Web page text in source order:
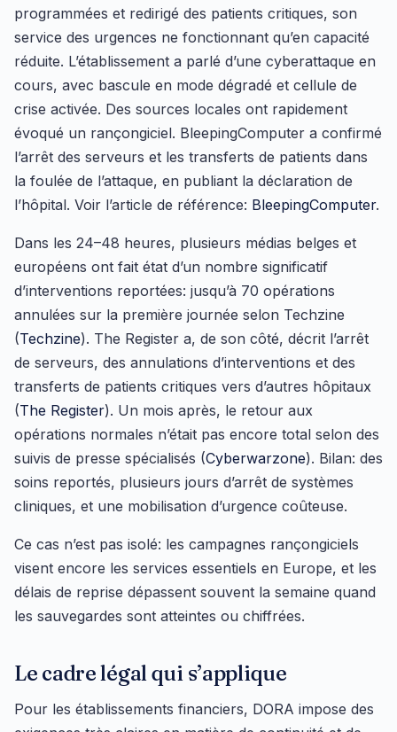
programmées et redirigé des patients critiques, son
service des urgences ne fonctionnant qu’en capacité
réduite. L’établissement a parlé d’une cyberattaque en
cours, avec bascule en mode dégradé et cellule de
crise activée. Des sources locales ont rapidement
évoqué un rançongiciel. BleepingComputer a confirmé
l’arrêt des serveurs et les transferts de patients dans
la foulée de l’attaque, en publiant la déclaration de
l’hôpital. Voir l’article de référence: BleepingComputer.
Dans les 24–48 heures, plusieurs médias belges et
européens ont fait état d’un nombre significatif
d’interventions reportées: jusqu’à 70 opérations
annulées sur la première journée selon Techzine
(Techzine). The Register a, de son côté, décrit l’arrêt
de serveurs, des annulations d’interventions et des
transferts de patients critiques vers d’autres hôpitaux
(The Register). Un mois après, le retour aux
opérations normales n’était pas encore total selon des
suivis de presse spécialisés (Cyberwarzone). Bilan: des
soins reportés, plusieurs jours d’arrêt de systèmes
cliniques, et une mobilisation d’urgence coûteuse.
Ce cas n’est pas isolé: les campagnes rançongiciels
visent encore les services essentiels en Europe, et les
délais de reprise dépassent souvent la semaine quand
les sauvegardes sont atteintes ou chiffrées.
Le cadre légal qui s’applique
Pour les établissements financiers, DORA impose des